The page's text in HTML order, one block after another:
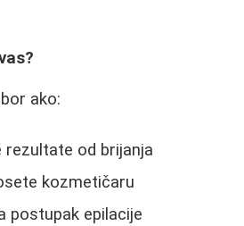
ako:
rezultate od brijanja
kozmetičaru
postupak epilacije